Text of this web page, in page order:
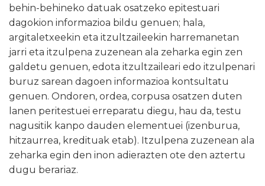
behin-behineko datuak osatzeko epitestuari
dagokion informazioa bildu genuen; hala,
argitaletxeekin eta itzultzaileekin harremanetan
jarri eta itzulpena zuzenean ala zeharka egin zen
galdetu genuen, edota itzultzaileari edo itzulpenari
buruz sarean dagoen informazioa kontsultatu
genuen. Ondoren, ordea, corpusa osatzen duten
lanen peritestuei erreparatu diegu, hau da, testu
nagusitik kanpo dauden elementuei (izenburua,
hitzaurrea, kredituak etab). Itzulpena zuzenean ala
zeharka egin den inon adierazten ote den aztertu
dugu berariaz.